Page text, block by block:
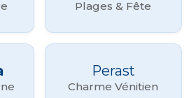
Plages & Fête
Perast
Charme Vénitien